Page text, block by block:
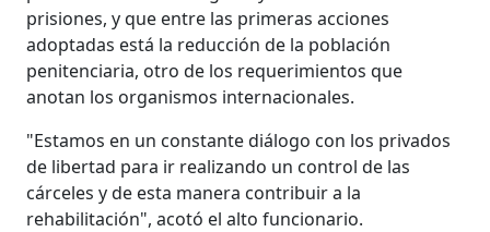
prisiones, y que entre las primeras acciones
adoptadas está la reducción de la población
penitenciaria, otro de los requerimientos que
anotan los organismos internacionales.
"Estamos en un constante diálogo con los privados
de libertad para ir realizando un control de las
cárceles y de esta manera contribuir a la
rehabilitación", acotó el alto funcionario.